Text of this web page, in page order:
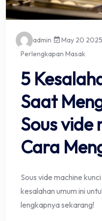
admin May 20 2025
Perlengkapan Masak
5
Saat
Sous vide
Cara
Sous vide machine
kesalahan umum ini
lengkapnya sekarang!